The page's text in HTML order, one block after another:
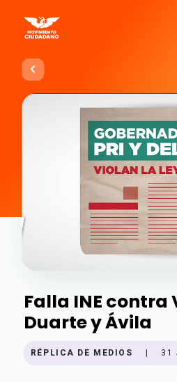
Falla INE contra
Duarte y Ávila
RÉPLICA DE MEDIOS 31